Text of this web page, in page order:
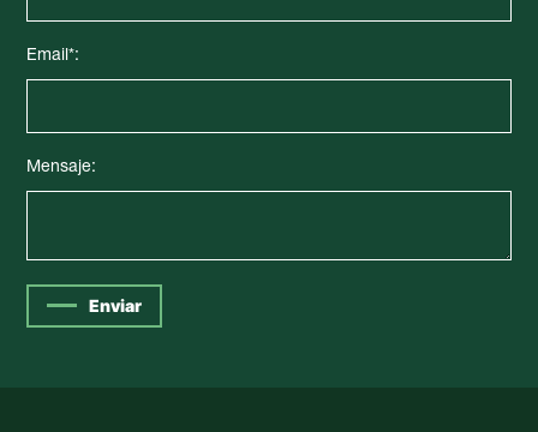
Email*:
Mensaje:
Enviar